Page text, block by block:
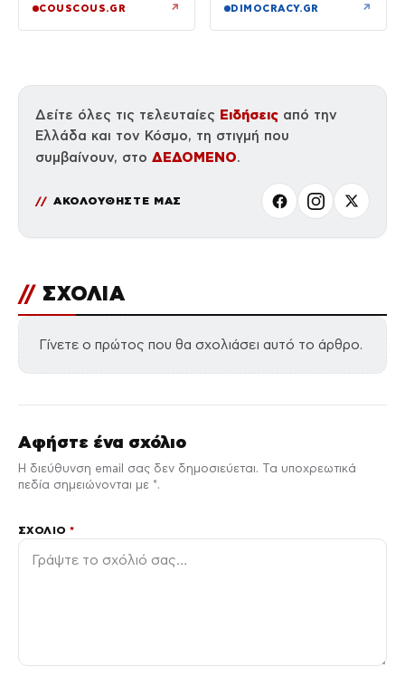
COUSCOUS.GR ↗ DIMOCRACY.GR ↗
Δείτε όλες τις τελευταίες Ειδήσεις από την
Ελλάδα και τον Κόσμο, τη στιγμή που
συμβαίνουν, στο ΔΕΔΟΜΕΝΟ.
ΑΚΟΛΟΥΘΗΣΤΕ ΜΑΣ
// ΣΧΟΛΙΑ
Γίνετε ο πρώτος που θα σχολιάσει αυτό το άρθρο.
Αφήστε ένα σχόλιο
Η διεύθυνση email σας δεν δημοσιεύεται. Τα υποχρεωτικά
πεδία σημειώνονται με *.
ΣΧΌΛΙΟ*